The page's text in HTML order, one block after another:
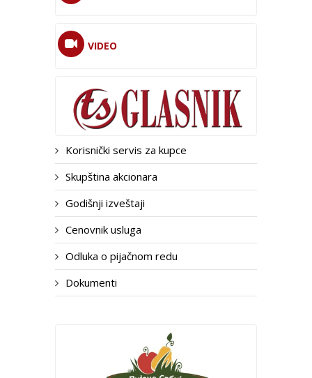
VIDEO
Korisnički servis za kupce
Skupština akcionara
Godišnji izveštaji
Cenovnik usluga
Odluka o pijačnom redu
Dokumenti